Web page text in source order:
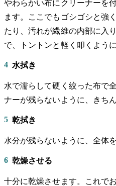
やわらかい布にクリーナーを
ます。ここでもゴシゴシと強
たり、汚れが繊維の内部に入
で、トントンと軽く叩くよう
4 水拭き
水で濡らして硬く絞った布で
ナーが残らないように、きち
5 乾拭き
水分が残らないように、全体
6 乾燥させる
十分に乾燥させます。これで